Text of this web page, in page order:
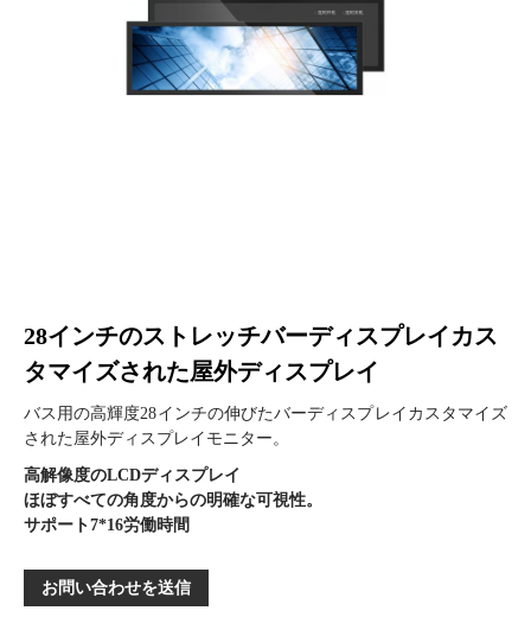
28インチのストレッチバーディスプレイカス
タマイズされた屋外ディスプレイ
バス用の高輝度28インチの伸びたバーディスプレイカスタマイズ
された屋外ディスプレイモニター。
高解像度のLCDディスプレイ
ほぼすべての角度からの明確な可視性。
サポート7*16労働時間
お問い合わせを送信